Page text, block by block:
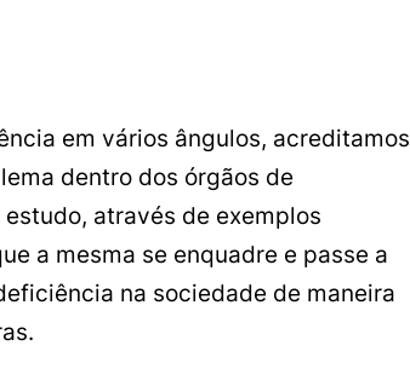
em vários ângulos, acreditamos
dentro dos órgãos de
através de exemplos
a mesma se enquadre e passe a
na sociedade de maneira